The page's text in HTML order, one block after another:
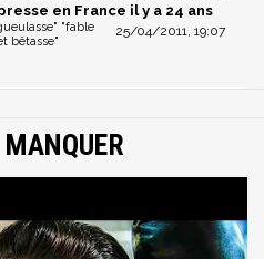
en France il y a 24 ans
25/04/2011, 19:07
"fable
bêtasse"